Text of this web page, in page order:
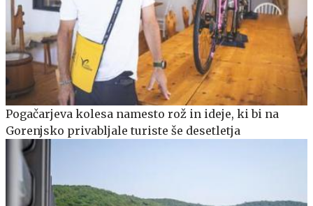
Pogačarjeva kolesa namesto rož in ideje, ki bi na
Gorenjsko privabljale turiste še desetletja